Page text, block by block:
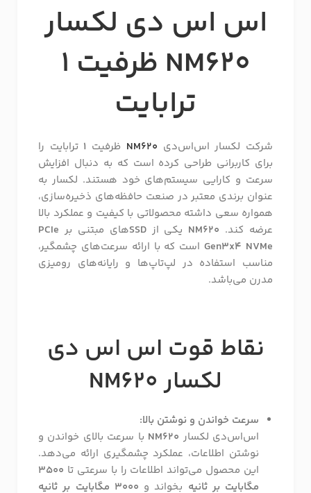
اس اس دی لکسار
NM620 ظرفیت 1
ترابایت
شرکت لکسار اس‌اس‌دی NM620 ظرفیت 1 ترابایت را
برای کاربرانی طراحی کرده است که به دنبال افزایش
سرعت و کارایی سیستم‌های خود هستند. لکسار به
عنوان برندی معتبر در صنعت حافظه‌های ذخیره‌سازی،
همواره سعی داشته محصولاتی با کیفیت و عملکرد بالا
عرضه کند. NM620 یکی ازSSD‌های مبتنی بر PCIe
Gen3x4 NVMeاست که با ارائه سرعت‌های چشمگیر،
مناسب استفاده در لپ‌تاپ‌ها و رایانه‌های رومیزی
مدرن می‌باشد.
نقاط قوت اس اس دی
لکسار NM620
سرعت خواندن و نوشتن بالا:
اس‌اس‌دی لکسار NM620 با سرعت بالای خواندن و
نوشتن اطلاعات، عملکرد چشمگیری ارائه می‌دهد.
این محصول می‌تواند اطلاعات را با سرعتی تا 3500
مگابایت بر ثانیه بخواند و 3000 مگابایت بر ثانیه